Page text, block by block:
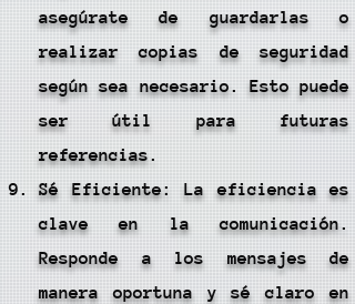
asegúrate de guardarlas o
realizar copias de seguridad
según sea necesario. Esto puede
ser útil para futuras
referencias.
Sé Eficiente: La eficiencia es
clave en la comunicación.
Responde a los mensajes de
manera oportuna y sé claro en